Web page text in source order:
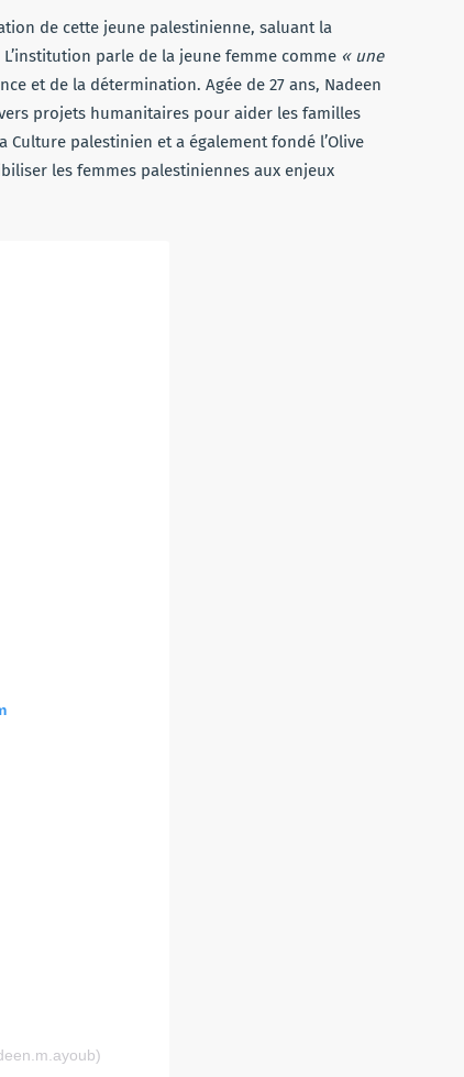
de cette jeune palestinienne, saluant la
parle de la jeune femme comme « une
et de la détermination. Agée de 27 ans, Nadeen
projets humanitaires pour aider les familles
Culture palestinien et a également fondé l’Olive
les femmes palestiniennes aux enjeux